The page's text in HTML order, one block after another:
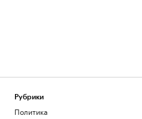
Рубрики
Политика